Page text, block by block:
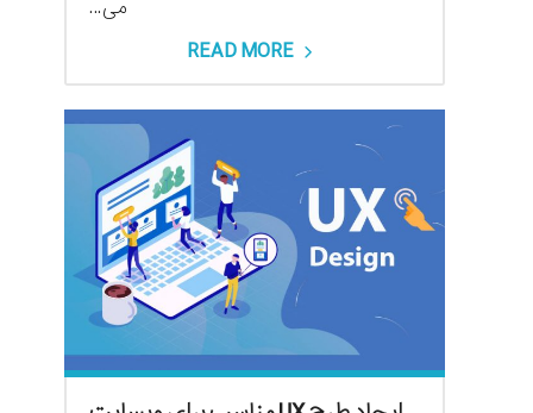
می...
READ MORE